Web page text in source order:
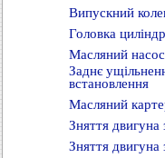
Випускний
Головка
Масляний
Заднє
встановлення
Масляний
Зняття
Зняття